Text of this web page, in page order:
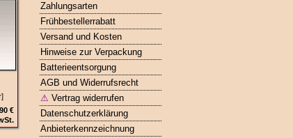
Zahlungsarten
Frühbestellerrabatt
Versand und Kosten
Hinweise zur Verpackung
Batterieentsorgung
AGB und Widerrufsrecht
⚠ Vertrag widerrufen
Datenschutzerklärung
Anbieterkennzeichnung
€